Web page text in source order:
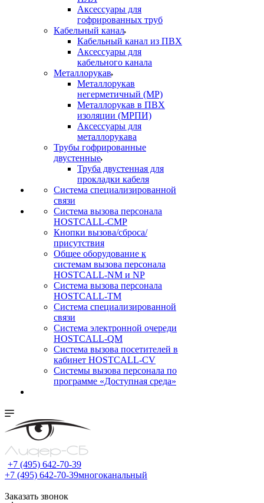
Аксессуары для
гофрированных труб
Кабельный канал
Кабельный канал из ПВХ
Аксессуары для
кабельного канала
Металлорукав
Металлорукав
негерметичный (МР)
Металлорукав в ПВХ
изоляции (МРПИ)
Аксессуары для
металлорукава
Трубы гофрированные
двустенные
Труба двустенная для
прокладки кабеля
Система специализированной
связи
Cистема вызова персонала
HOSTCALL-CMP
Кнопки вызова/сброса/
присутствия
Общее оборудование к
системам вызова персонала
HOSTCALL-NM и NP
Система вызова персонала
HOSTCALL-TM
Система специализированной
связи
Система электронной очереди
HOSTCALL-QM
Cистема вызова посетителей в
кабинет HOSTCALL-CV
Системы вызова персонала по
программе «Доступная среда»
+7 (495) 642-70-39
+7 (495) 642-70-39многоканальный
Заказать звонок